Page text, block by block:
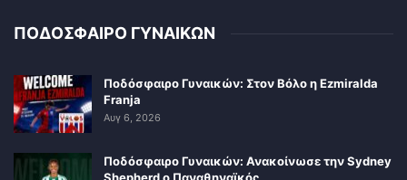
ΠΟΔΟΣΦΑΙΡΟ ΓΥΝΑΙΚΩΝ
Ποδόσφαιρο Γυναικών: Στον Βόλο η Ezmiralda
Franja
Αυγ 6, 2026
Ποδόσφαιρο Γυναικών: Ανακοίνωσε την Sydney